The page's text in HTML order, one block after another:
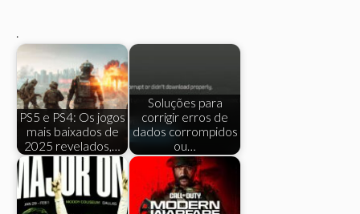
.
PS5 e PS4: Os jogos
mais baixados de
2025 revelados,…
Soluções para
corrigir erros de
dados corrompidos
ou…